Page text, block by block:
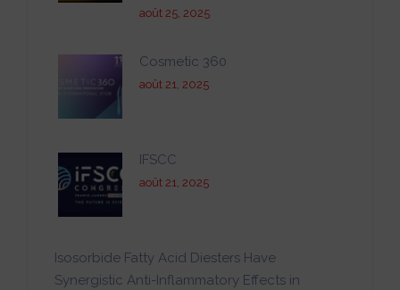
août 25, 2025
Cosmetic 360
août 21, 2025
IFSCC
août 21, 2025
Isosorbide Fatty Acid Diesters Have
Synergistic Anti-Inflammatory Effects in